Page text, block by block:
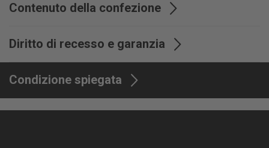
Contenuto della confezione
super dinamico Stone M1
Diritto di recesso e garanzia
Condizione spiegata